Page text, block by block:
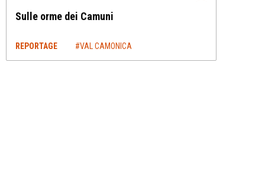
Sulle orme dei Camuni
REPORTAGE #VAL CAMONICA